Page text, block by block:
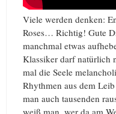
Viele werden denken:
Roses… Richtig! Gute
manchmal etwas
Klassiker darf natürlich
mal die Seele
Rhythmen aus dem
man auch tausenden